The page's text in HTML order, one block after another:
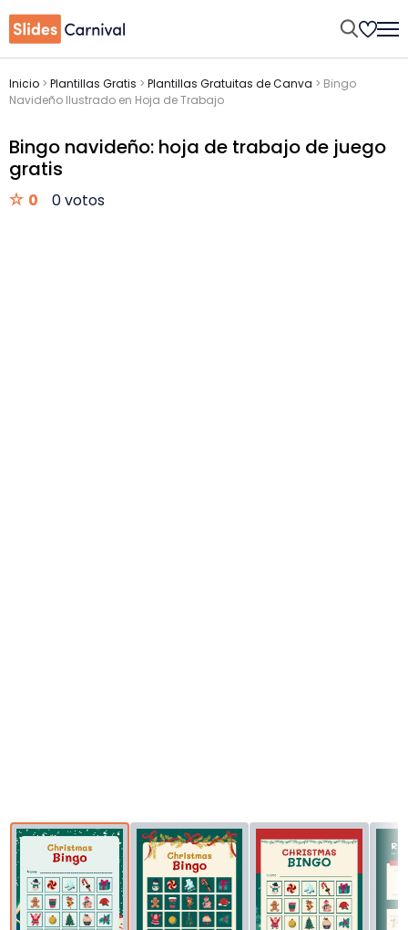
Inicio > Plantillas Gratis > Plantillas Gratuitas de Canva > Bingo
Navideño Ilustrado en Hoja de Trabajo
Bingo navideño: hoja de trabajo de juego
gratis
0 0 votos